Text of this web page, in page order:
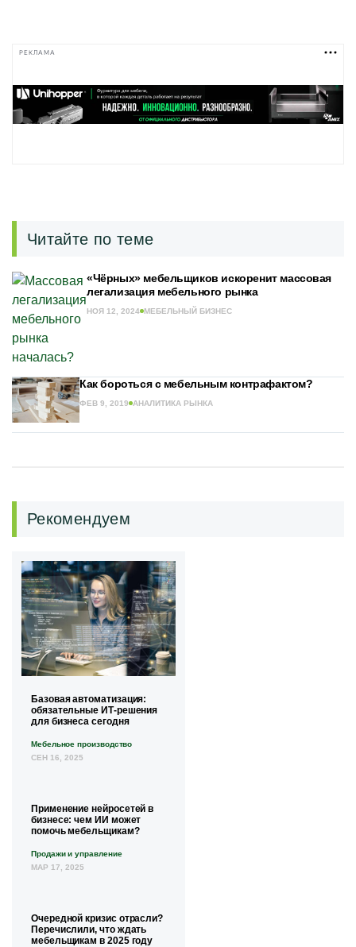
РЕКЛАМА
Читайте по теме
«Чёрных» мебельщиков искоренит массовая
легализация мебельного рынка
НОЯ 12, 2024 МЕБЕЛЬНЫЙ БИЗНЕС
Как бороться с мебельным контрафактом?
ФЕВ 9, 2019 АНАЛИТИКА РЫНКА
Рекомендуем
Базовая автоматизация:
обязательные ИТ-решения
для бизнеса сегодня
Мебельное производство
СЕН 16, 2025
Применение нейросетей в
бизнесе: чем ИИ может
помочь мебельщикам?
Продажи и управление
МАР 17, 2025
Очередной кризис отрасли?
Перечислили, что ждать
мебельщикам в 2025 году